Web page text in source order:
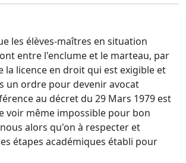
les élèves-maîtres en situation
entre l'enclume et le marteau, par
la licence en droit qui est exigible et
un ordre pour devenir avocat
au décret du 29 Mars 1979 est
voir même impossible pour bon
alors qu'on à respecter et
étapes académiques établi pour